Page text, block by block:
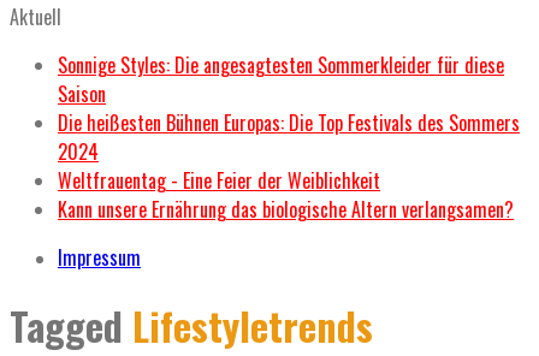
Aktuell
Sonnige Styles: Die angesagtesten Sommerkleider für diese
Saison
Die heißesten Bühnen Europas: Die Top Festivals des Sommers
2024
Weltfrauentag - Eine Feier der Weiblichkeit
Kann unsere Ernährung das biologische Altern verlangsamen?
Impressum
Tagged Lifestyletrends